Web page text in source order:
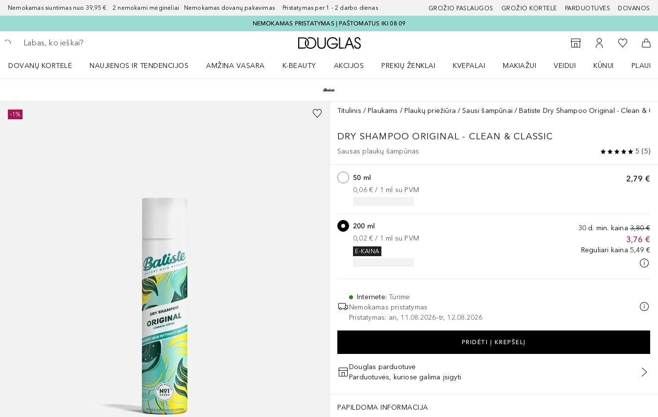
Nemokamas siuntimas nuo 39,95 € 2 nemokami mėginėliai Nemokamas dovanų pakavimas Pristatymas per 1 - 2 darbo dienas GROŽIO PASLAUGOS GROŽIO KORTELĖ PARDUOTUVĖS DOVANOS
NEMOKAMAS PRISTATYMAS Į PAŠTOMATUS IKI 08 09
Grįžk atgal
Vykdykite paiešką
Į Douglas pagrindinį puslapį
Į parduotuvių paiešką
Į mano paskyrą
Į mano
Į
DOVANŲ KORTELĖ
NAUJIENOS IR TENDENCIJOS
AMŽINA VASARA
K-BEAUTY
AKCIJOS
PREKIŲ ŽENKLAI
KVEPALAI
MAKIAŽUI
VEIDUI
KŪNUI
-1% Titulinis Plaukams Plaukų priežiūra Sausi šampūnai Batiste Dry Shampoo Original - Clean &
DRY SHAMPOO ORIGINAL - CLEAN & CLASSIC
Sausas plaukų šampūnas 5 (5)
2,79 €
50 ml
0,06 € / 1 ml su PVM
30 d. min. kaina 3,80 €
3,76 €
Reguliari kaina 5,49 €
200 ml
0,02 € / 1 ml su PVM
E-KAINA
Internete:Turime
Nemokamas pristatymas
Pristatymas: an, 11.08.2026–tr, 12.08.2026
PRIDĖTI Į KREPŠELĮ
Douglas parduotuvė
Parduotuvės, kuriose galima įsigyti
PAPILDOMA INFORMACIJA